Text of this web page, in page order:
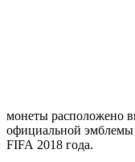
монеты расположено
официальной
FIFA 2018 года.